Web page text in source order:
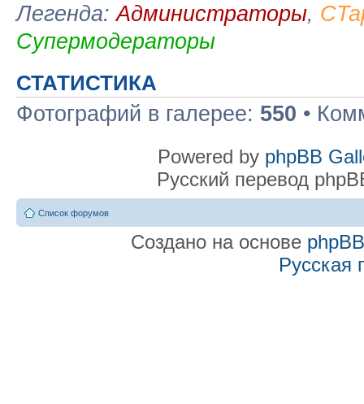
Легенда:Администраторы,
Супермодераторы
СТАТИСТИКА
Фотографий в галерее: 550 •
Powered by phpBB
Русский перевод
Список форумов
Создано на основе phpBB
Русская